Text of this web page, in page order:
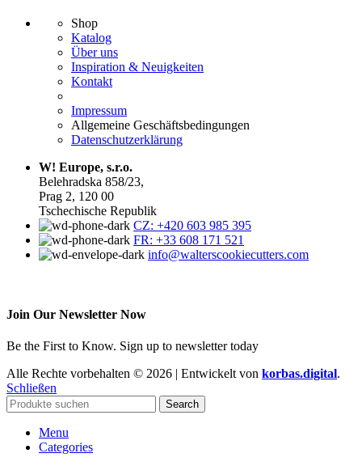
Shop
Katalog
Über uns
Inspiration & Neuigkeiten
Kontakt
Impressum
Allgemeine Geschäftsbedingungen
Datenschutzerklärung
W! Europe, s.r.o.
Belehradska 858/23,
Prag 2, 120 00
Tschechische Republik
CZ: +420 603 985 395
FR: +33 608 171 521
info@walterscookiecutters.com
Join Our Newsletter Now
Be the First to Know. Sign up to newsletter today
Alle Rechte vorbehalten © 2026 | Entwickelt von korbas.digital.
Schließen
Search
Menu
Categories